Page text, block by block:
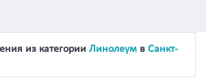
из категории Линолеум в Санкт-